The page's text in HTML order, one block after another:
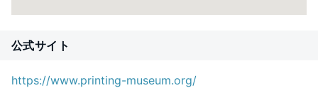
公式サイト
https://www.printing-museum.org/